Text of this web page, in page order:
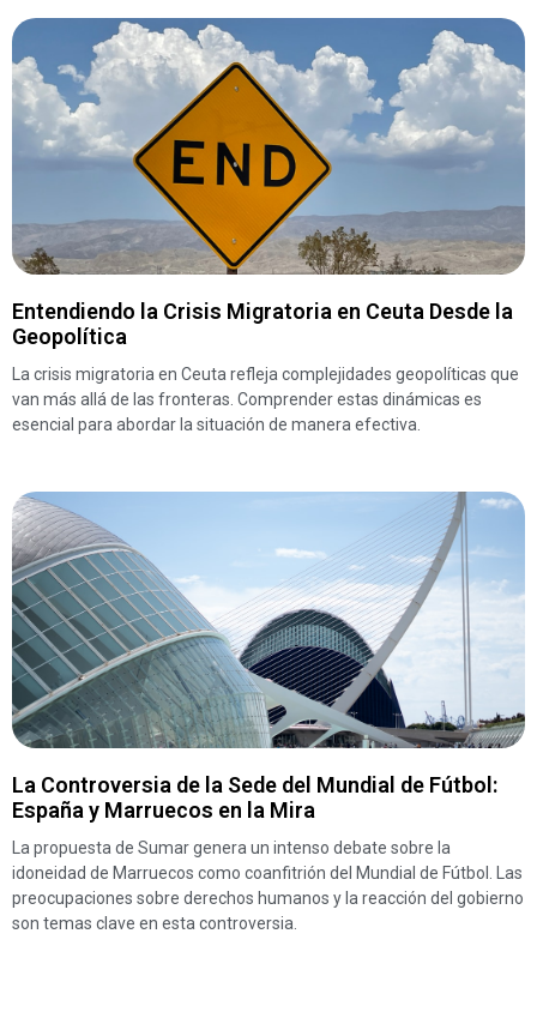
Entendiendo la Crisis Migratoria en Ceuta Desde la
Geopolítica
La crisis migratoria en Ceuta refleja complejidades geopolíticas que
van más allá de las fronteras. Comprender estas dinámicas es
esencial para abordar la situación de manera efectiva.
La Controversia de la Sede del Mundial de Fútbol:
España y Marruecos en la Mira
La propuesta de Sumar genera un intenso debate sobre la
idoneidad de Marruecos como coanfitrión del Mundial de Fútbol. Las
preocupaciones sobre derechos humanos y la reacción del gobierno
son temas clave en esta controversia.